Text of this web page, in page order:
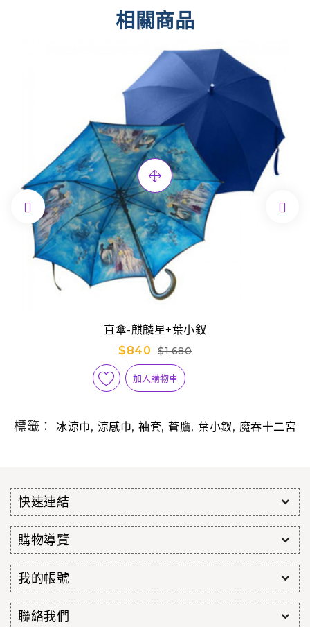
相關商品
直傘-麒麟星+葉小釵
$840
$1,680
加入購物車
 
標籤： 冰涼巾, 涼感巾, 袖套, 蒼鷹, 葉小釵, 魔吞十二宮
快速連結
購物導覽
我的帳號
聯絡我們